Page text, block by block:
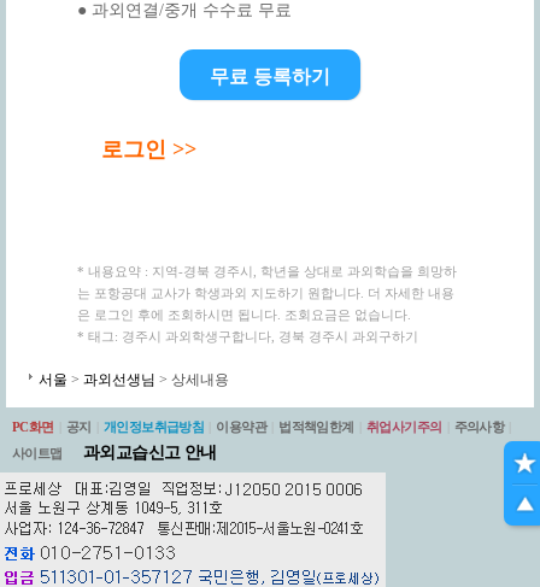
● 과외연결/중개 수수료 무료
무료 등록하기
로그인 >>
* 내용요약 : 지역-경북 경주시, 학년을 상대로 과외학습을 희망하
는 포항공대 교사가 학생과외 지도하기 원합니다. 더 자세한 내용
은 로그인 후에 조회하시면 됩니다. 조회요금은 없습니다.
* 태그: 경주시 과외학생구합니다, 경북 경주시 과외구하기
서울 > 과외선생님 > 상세내용
PC화면 공지 개인정보취급방침 이용약관 법적책임한계 취업사기주의 주의사항
사이트맵
과외교습신고 안내